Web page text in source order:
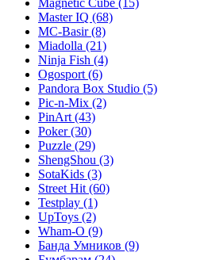
Magnetic Cube (15)
Master IQ (68)
MC-Basir(8)
Miadolla (21)
Ninja Fish (4)
Ogosport (6)
Pandora Box Studio (5)
Pic-n-Mix (2)
PinArt (43)
Poker(30)
Puzzle (29)
ShengShou (3)
SotaKids (3)
Street Hit (60)
Testplay (1)
UpToys (2)
Wham-O (9)
Банда Умников (9)